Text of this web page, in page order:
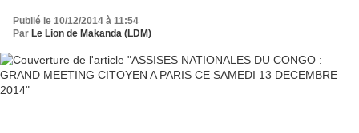
Publié le 10/12/2014 à 11:54
Par Le Lion de Makanda (LDM)